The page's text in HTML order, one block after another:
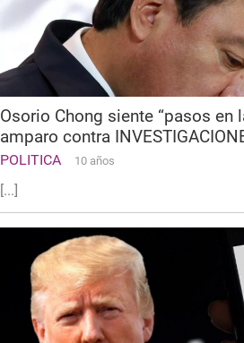
Osorio Chong siente “pasos en
amparo contra
POLITICA 10 años
[...]